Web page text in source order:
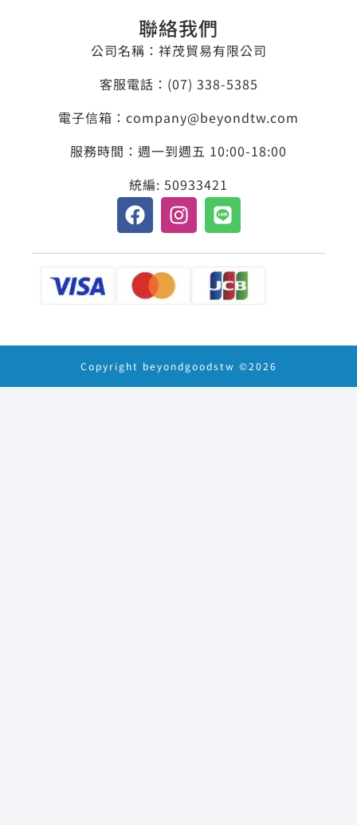
聯絡我們
公司名稱：祥茂貿易有限公司
客服電話：​(07) 338-5385
電子信箱：company@beyondtw.com
服務時間：週一到週五 10:00-18:00
統編: 50933421
Copyright beyondgoodstw ©2026